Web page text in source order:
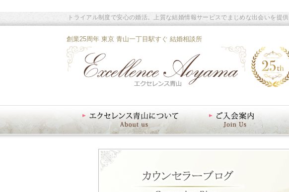
創業25周年 東京 青山一丁目駅すぐ 結婚相談所
トライアル制度で安心の婚活。上質な結婚情報サービスでまじめな出会いを提供